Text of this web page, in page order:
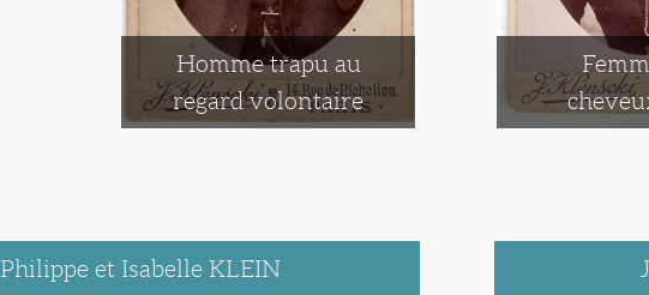
Homme trapu au
regard volontaire
Philippe et Isabelle KLEIN